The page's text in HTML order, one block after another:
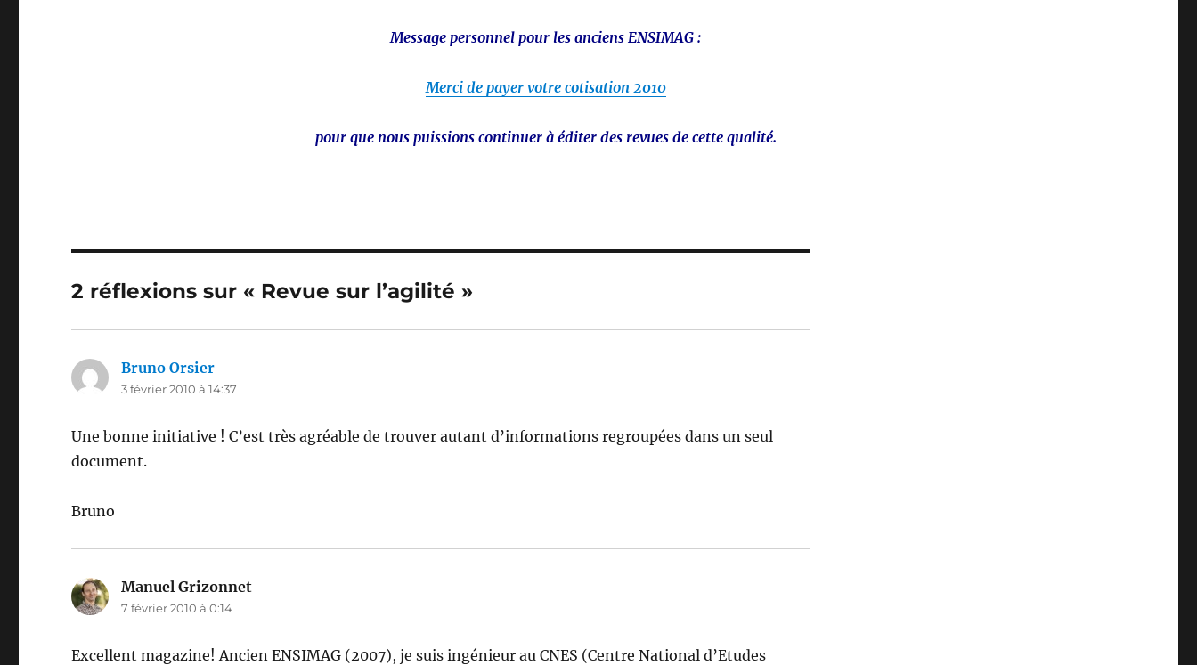
Message personnel pour les anciens ENSIMAG :
Merci de payer votre cotisation 2010
pour que nous puissions continuer à éditer des revues de cette qualité.
2 réflexions sur « Revue sur l’agilité »
Bruno Orsier
3 février 2010 à 14:37
Une bonne initiative ! C’est très agréable de trouver autant d’informations regroupées dans un seul
document.
Bruno
Manuel Grizonnet
7 février 2010 à 0:14
Excellent magazine! Ancien ENSIMAG (2007), je suis ingénieur au CNES (Centre National d’Etudes